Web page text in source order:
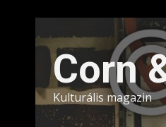
to
content
Corn
Kulturális magazin